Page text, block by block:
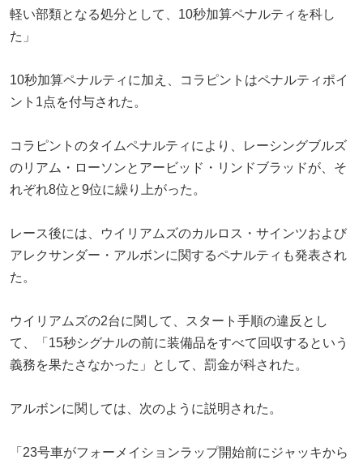
軽い部類となる処分として、10秒加算ペナルティを科し
た」
10秒加算ペナルティに加え、コラピントはペナルティポイ
ント1点を付与された。
コラピントのタイムペナルティにより、レーシングブルズ
のリアム・ローソンとアービッド・リンドブラッドが、そ
れぞれ8位と9位に繰り上がった。
レース後には、ウイリアムズのカルロス・サインツおよび
アレクサンダー・アルボンに関するペナルティも発表され
た。
ウイリアムズの2台に関して、スタート手順の違反とし
て、「15秒シグナルの前に装備品をすべて回収するという
義務を果たさなかった」として、罰金が科された。
アルボンに関しては、次のように説明された。
「23号車がフォーメイションラップ開始前にジャッキから